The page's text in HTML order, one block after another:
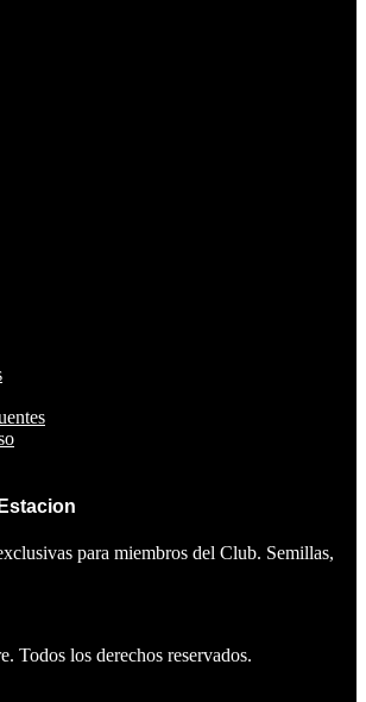
para miembros del Club. Semillas,
Todos los derechos reservados.